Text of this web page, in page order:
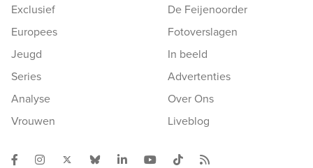
Exclusief
Europees
Jeugd
Series
Analyse
Vrouwen
De Feijenoorder
Fotoverslagen
In beeld
Advertenties
Over Ons
Liveblog